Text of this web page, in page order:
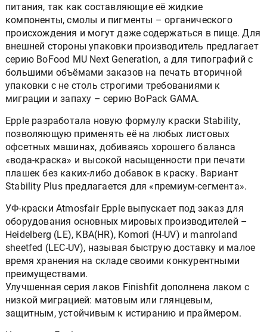
питания, так как составляющие её жидкие
компоненты, смолы и пигменты – органического
происхождения и могут даже содержаться в пище. Для
внешней стороны упаковки производитель предлагает
серию BoFood MU Next Generation, а для типографий с
большими объёмами заказов на печать вторичной
упаковки с не столь строгими требованиями к
миграции и запаху – серию BoPack GAMA.
Epple разработала новую формулу краски Stability,
позволяющую применять её на любых листовых
офсетных машинах, добиваясь хорошего баланса
«вода-краска» и высокой насыщенности при печати
плашек без каких-либо добавок в краску. Вариант
Stability Plus предлагается для «премиум-сегмента».
УФ-краски Atmosfair Epple выпускает под заказ для
оборудования основных мировых производителей –
Heidelberg (LE), KBA(HR), Komori (H-UV) и manroland
sheetfed (LEC-UV), называя быструю доставку и малое
время хранения на складе своими конкурентными
преимуществами.
Улучшенная серия лаков Finishfit дополнена лаком с
низкой миграцией: матовым или глянцевым,
защитным, устойчивым к истиранию и праймером.